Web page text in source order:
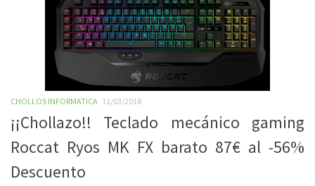
CHOLLOS INFORMATICA 11/03/2018
¡¡Chollazo!! Teclado mecánico gaming
Roccat Ryos MK FX barato 87€ al -56%
Descuento